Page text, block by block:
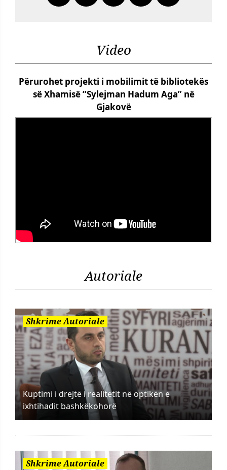
Video
Përurohet projekti i mobilimit të bibliotekës
së Xhamisë “Sylejman Hadum Aga” në
Gjakovë
Autoriale
Shkrime Autoriale
Kuptimi i drejtë i realitetit në optikën e
ixhtihadit bashkëkohorë
Shkrime Autoriale